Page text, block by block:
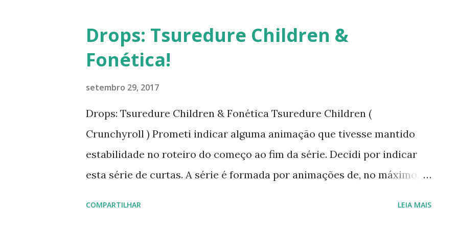
saúde e buscar qualidade de vida
Drops: Tsuredure Children &
Fonética!
setembro 29, 2017
Drops: Tsuredure Children & Fonética Tsuredure Children (
Crunchyroll ) Prometi indicar alguma animação que tivesse mantido
estabilidade no roteiro do começo ao fim da série. Decidi por indicar
esta série de curtas. A série é formada por animações de, no máximo, 15
COMPARTILHAR LEIA MAIS